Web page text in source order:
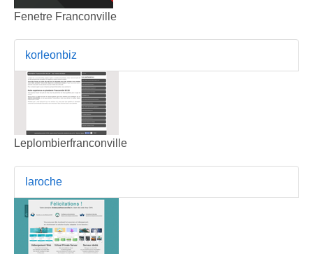
Fenetre Franconville
korleonbiz
Leplombierfranconville
laroche